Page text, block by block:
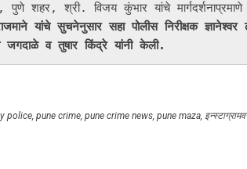
शहर, श्री. विजय कुंभार यांचे
यांचे सुचनेनुसार सहा पोलीस निरीक्षक
व तुषार किंद्रे यांनी केली.
police, pune crime, pune crime news, pune maza,